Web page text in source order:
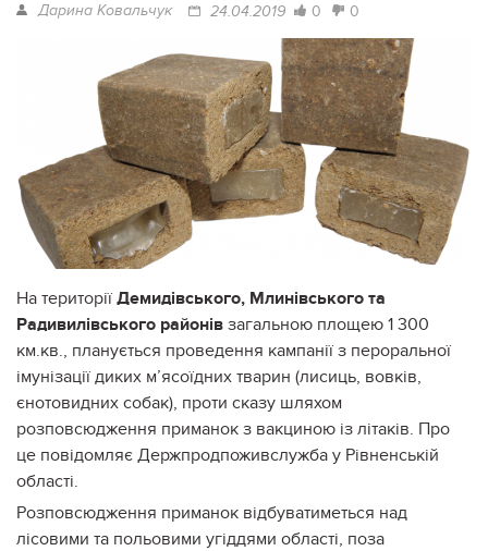
Дарина Ковальчук 24.04.2019 0 0
На території Демидівського, Млинівського та
Радивилівського районів загальною площею 1 300
км.кв., планується проведення кампанії з пероральної
імунізації диких м’ясоїдних тварин (лисиць, вовків,
єнотовидних собак), проти сказу шляхом
розповсюдження приманок з вакциною із літаків. Про
це повідомляє Держпродпоживслужба у Рівненській
області.
Розповсюдження приманок відбуватиметься над
лісовими та польовими угіддями області, поза